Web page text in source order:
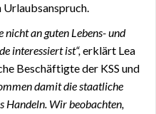
Urlaubsanspruch.
nicht an guten Lebens- und
interessiert ist“,erklärt Lea
Beschäftigte der KSS und
damit die staatliche
Handeln. Wir beobachten,